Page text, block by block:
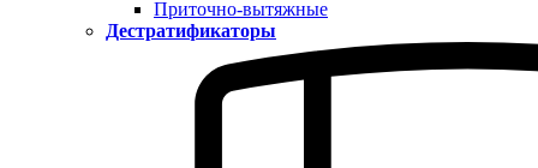
Приточно-вытяжные
Дестратификаторы